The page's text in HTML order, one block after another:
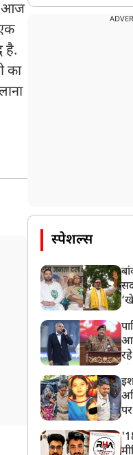
आज
है.
का
स्पेशल्स